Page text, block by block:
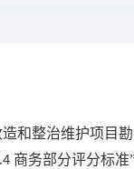
和整治维护项目
商务部分评分标准